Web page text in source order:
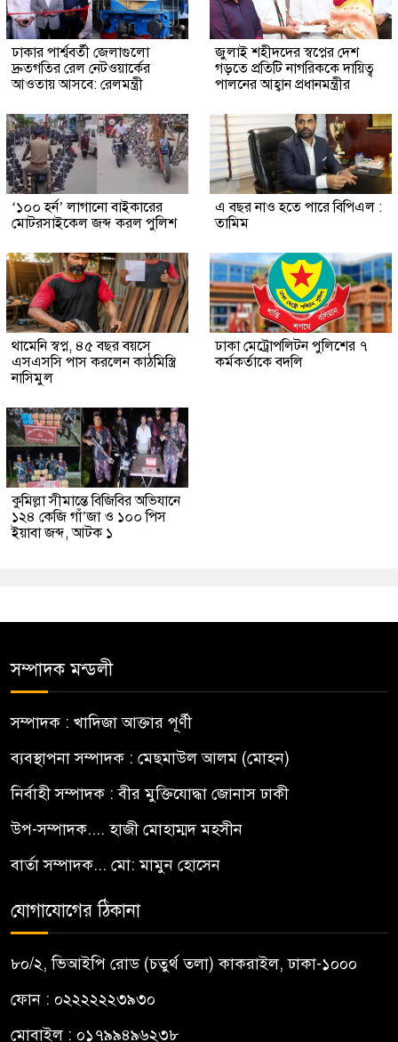
ঢাকার পার্শ্ববর্তী জেলাগুলো
দ্রুতগতির রেল নেটওয়ার্কের
আওতায় আসবে: রেলমন্ত্রী
জুলাই শহীদদের স্বপ্নের দেশ
গড়তে প্রতিটি নাগরিককে দায়িত্ব
পালনের আহ্বান প্রধানমন্ত্রীর
‘১০০ হর্ন’ লাগানো বাইকারের
মোটরসাইকেল জব্দ করল পুলিশ
এ বছর নাও হতে পারে বিপিএল :
তামিম
থামেনি স্বপ্ন, ৪৫ বছর বয়সে
এসএসসি পাস করলেন কাঠমিস্ত্রি
নাসিমুল
ঢাকা মেট্রোপলিটন পুলিশের ৭
কর্মকর্তাকে বদলি
কুমিল্লা সীমান্তে বিজিবির অভিযানে
১২৪ কেজি গাঁ’জা ও ১০০ পিস
ইয়াবা জব্দ, আটক ১
সম্পাদক মন্ডলী
সম্পাদক : খাদিজা আক্তার পূর্ণী
ব্যবস্থাপনা সম্পাদক : মেছমাউল আলম (মোহন)
নির্বাহী সম্পাদক : বীর মুক্তিযোদ্ধা জোনাস ঢাকী
উপ-সম্পাদক.... হাজী মোহাম্মদ মহসীন
বার্তা সম্পাদক... মো: মামুন হোসেন
যোগাযোগের ঠিকানা
৮০/২, ভিআইপি রোড (চতুর্থ তলা) কাকরাইল, ঢাকা-১০০০
ফোন : ০২২২২২২৩৯৩০
মোবাইল : ০১৭৯৯৪৯৬২৩৮